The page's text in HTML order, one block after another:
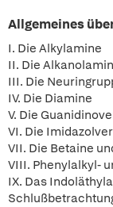
Allgemeines
I. Die Alkylamine
II. Die
III. Die
IV. Die Diamine
V. Die
VI. Die
VII. Die Betaine
VIII. Phenylalkyl-
IX. Das